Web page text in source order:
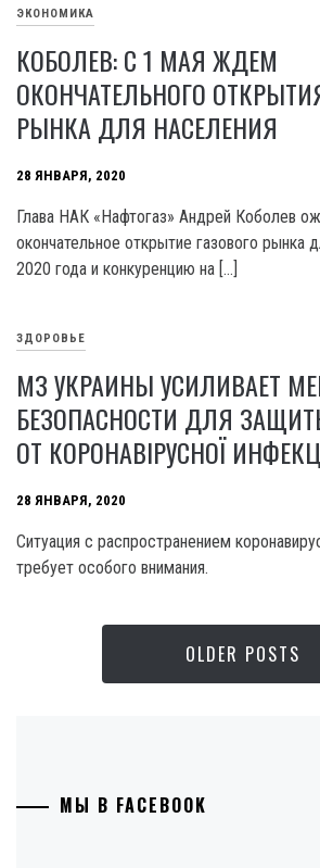
ЭКОНОМИКА
КОБОЛЕВ: С 1 МАЯ ЖДЕМ
ОКОНЧАТЕЛЬНОГО
РЫНКА ДЛЯ НАСЕЛЕНИЯ
28 ЯНВАРЯ, 2020
Глава НАК «Нафтогаз» Андрей Коболев
окончательное открытие газового рынка
2020 года и конкуренцию на […]
ЗДОРОВЬЕ
МЗ УКРАИНЫ УСИЛИВАЕТ
БЕЗОПАСНОСТИ ДЛЯ
ОТ КОРОНАВІРУСНОЇ
28 ЯНВАРЯ, 2020
Ситуация с распространением
требует особого внимания.
OLDER POSTS
МЫ В FACEBOOK